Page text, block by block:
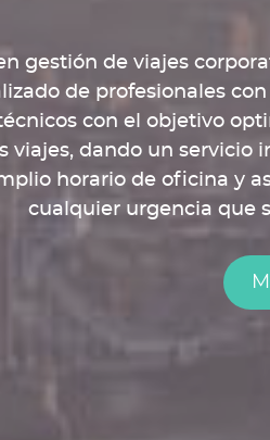
gestión de viajes
de profesionales
con el objetivo
viajes, dando un servicio
horario de oficina y
cualquier urgencia que